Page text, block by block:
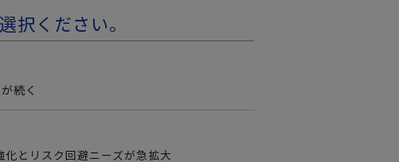
ください。
続く
とリスク回避ニーズが急拡大